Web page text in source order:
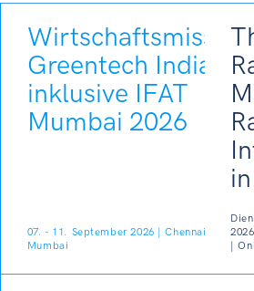
Wirtschaftsmission
Greentech India
inklusive IFAT
Mumbai 2026
07. - 11. September 2026 | Chennai,
Mumbai
|